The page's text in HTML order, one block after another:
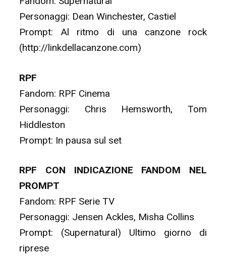
Personaggi: Dean Winchester, Castiel
Prompt: Al ritmo di una canzone rock
(http://linkdellacanzone.com)
RPF
Fandom: RPF Cinema
Personaggi: Chris Hemsworth, Tom
Hiddleston
Prompt: In pausa sul set
RPF CON INDICAZIONE FANDOM NEL
PROMPT
Fandom: RPF Serie TV
Personaggi: Jensen Ackles, Misha Collins
Prompt: (Supernatural) Ultimo giorno di
riprese